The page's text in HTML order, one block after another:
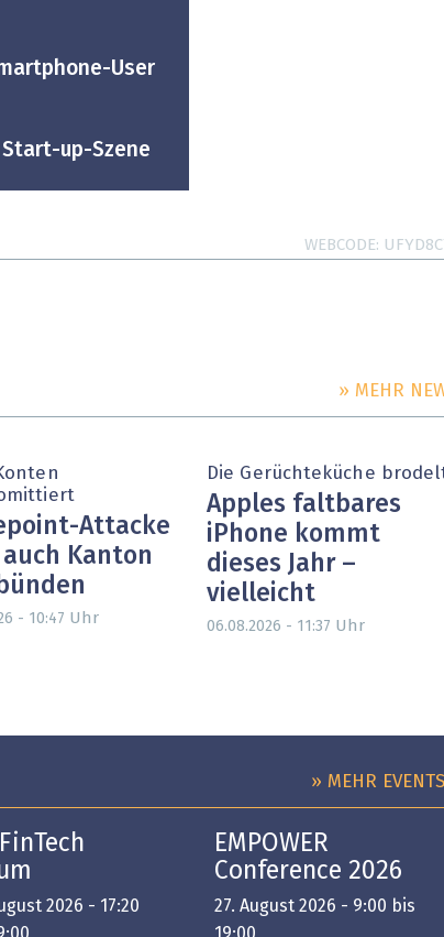
User
up-Szene
WEBCODE
» MEHR
Attacke
Kanton
- 10:47 Uhr
Die Gerüchteküche
Apples faltbares
iPhone kommt
dieses Jahr –
vielleicht
06.08.2026 - 11:37 Uhr
» MEHR EVENTS
FinTech
2026 - 17:20
EMPOWER
Conference 2026
27. August 2026 - 9:00 bis